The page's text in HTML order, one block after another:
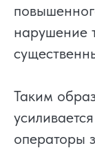
нарушение
Таким
операторы